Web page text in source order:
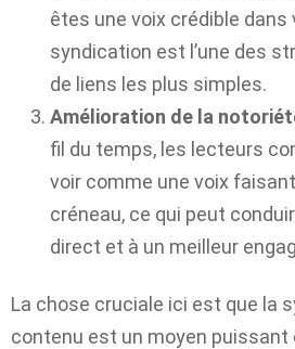
êtes une voix crédible dans
syndication est l’une des
de liens les plus simples.
Amélioration de la
fil du temps, les lecteurs
voir comme une voix
créneau, ce qui peut
direct et à un meilleur
La chose cruciale ici est que la
contenu est un moyen puissant